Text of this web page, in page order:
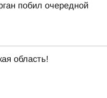
побил очередной
область!